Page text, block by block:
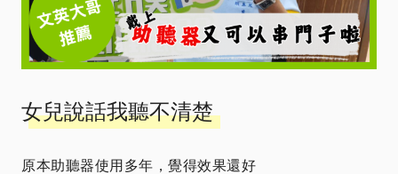
女兒說話我聽不清楚
原本助聽器使用多年，覺得效果還好